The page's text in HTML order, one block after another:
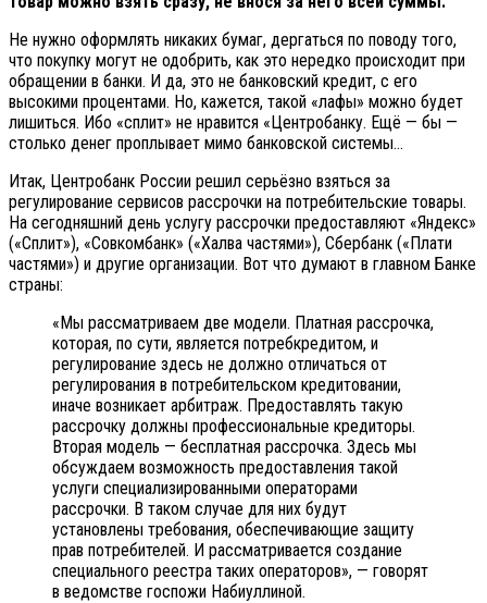
Не нужно оформлять никаких бумаг, дергаться по поводу того,
что покупку могут не одобрить, как это нередко происходит при
обращении в банки. И да, это не банковский кредит, с его
высокими процентами. Но, кажется, такой «лафы» можно будет
лишиться. Ибо «сплит» не нравится «Центробанку. Ещё — бы —
столько денег проплывает мимо банковской системы…
Итак, Центробанк России решил серьёзно взяться за
регулирование сервисов рассрочки на потребительские товары.
На сегодняшний день услугу рассрочки предоставляют «Яндекс»
(«Сплит»), «Совкомбанк» («Халва частями»), Сбербанк («Плати
частями») и другие организации. Вот что думают в главном Банке
страны:
«Мы рассматриваем две модели. Платная рассрочка,
которая, по сути, является потребкредитом, и
регулирование здесь не должно отличаться от
регулирования в потребительском кредитовании,
иначе возникает арбитраж. Предоставлять такую
рассрочку должны профессиональные кредиторы.
Вторая модель — бесплатная рассрочка. Здесь мы
обсуждаем возможность предоставления такой
услуги специализированными операторами
рассрочки. В таком случае для них будут
установлены требования, обеспечивающие защиту
прав потребителей. И рассматривается создание
специального реестра таких операторов», — говорят
в ведомстве госпожи Набиуллиной.